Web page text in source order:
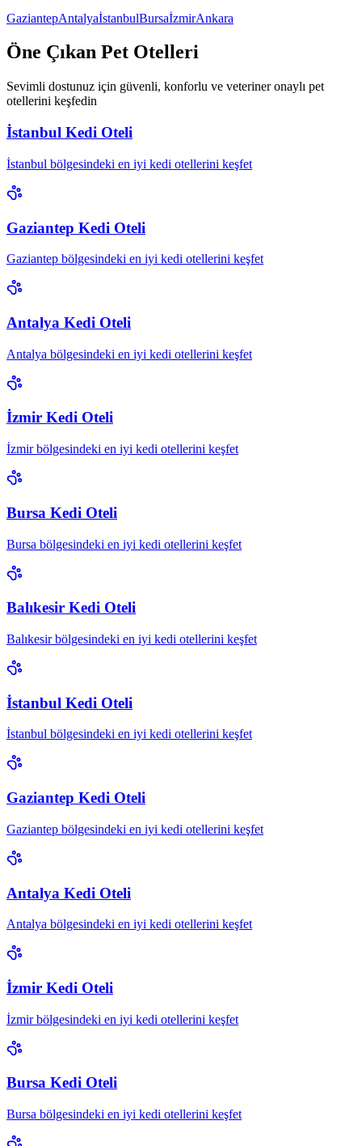
GaziantepAntalyaİstanbulBursaİzmirAnkara
Öne Çıkan Pet Otelleri
Sevimli dostunuz için güvenli, konforlu ve veteriner onaylı pet
otellerini keşfedin
İstanbul Kedi Oteli
İstanbul bölgesindeki en iyi kedi otellerini keşfet
Gaziantep Kedi Oteli
Gaziantep bölgesindeki en iyi kedi otellerini keşfet
Antalya Kedi Oteli
Antalya bölgesindeki en iyi kedi otellerini keşfet
İzmir Kedi Oteli
İzmir bölgesindeki en iyi kedi otellerini keşfet
Bursa Kedi Oteli
Bursa bölgesindeki en iyi kedi otellerini keşfet
Balıkesir Kedi Oteli
Balıkesir bölgesindeki en iyi kedi otellerini keşfet
İstanbul Kedi Oteli
İstanbul bölgesindeki en iyi kedi otellerini keşfet
Gaziantep Kedi Oteli
Gaziantep bölgesindeki en iyi kedi otellerini keşfet
Antalya Kedi Oteli
Antalya bölgesindeki en iyi kedi otellerini keşfet
İzmir Kedi Oteli
İzmir bölgesindeki en iyi kedi otellerini keşfet
Bursa Kedi Oteli
Bursa bölgesindeki en iyi kedi otellerini keşfet